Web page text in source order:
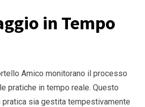
in Tempo
Amico monitorano il processo
pratiche in tempo reale. Questo
pratica sia gestita tempestivamente